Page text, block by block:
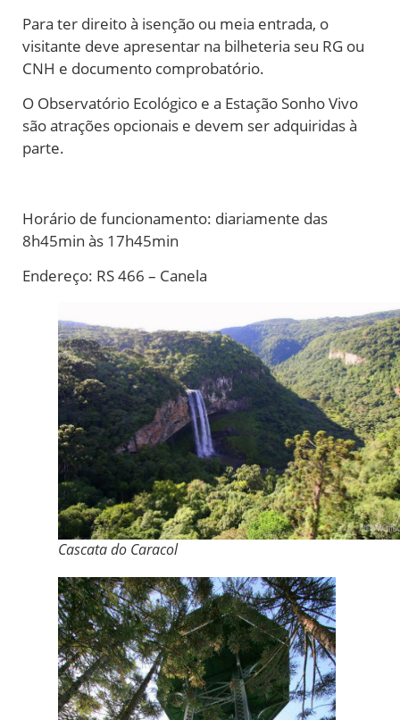
Para ter direito à isenção ou meia entrada, o
visitante deve apresentar na bilheteria seu RG ou
CNH e documento comprobatório.
O Observatório Ecológico e a Estação Sonho Vivo
são atrações opcionais e devem ser adquiridas à
parte.
Horário de funcionamento: diariamente das
8h45min às 17h45min
Endereço: RS 466 – Canela
Cascata do Caracol